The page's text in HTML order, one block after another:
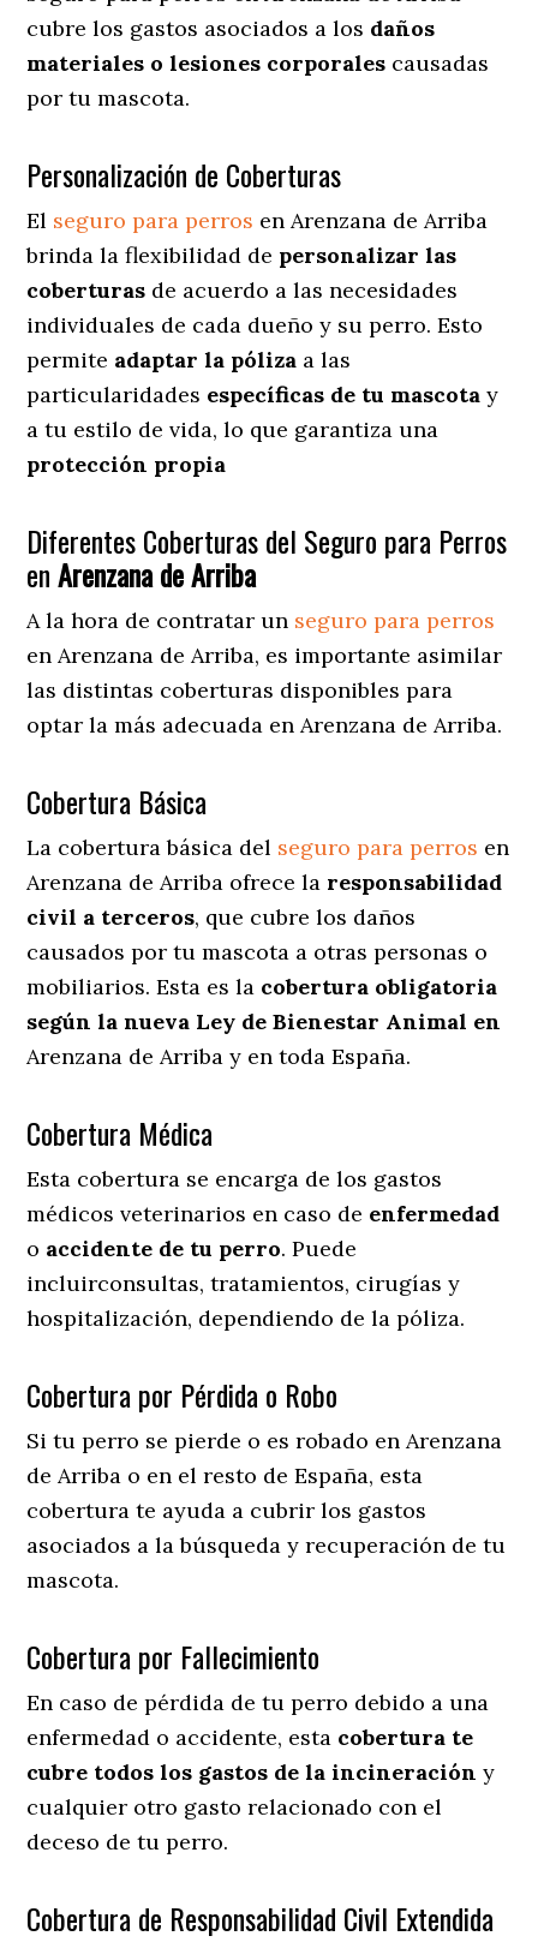
cubre los gastos asociados a los daños
materiales o lesiones corporales causadas
por tu mascota.
Personalización de Coberturas
El seguro para perros en Arenzana de Arriba
brinda la flexibilidad de personalizar las
coberturas de acuerdo a las necesidades
individuales de cada dueño y su perro. Esto
permite adaptar la póliza a las
particularidades específicas de tu mascota y
a tu estilo de vida, lo que garantiza una
protección propia
Diferentes Coberturas del Seguro para Perros
en Arenzana de Arriba
A la hora de contratar un seguro para perros
en Arenzana de Arriba, es importante asimilar
las distintas coberturas disponibles para
optar la más adecuada en Arenzana de Arriba.
Cobertura Básica
La cobertura básica del seguro para perros en
Arenzana de Arriba ofrece la responsabilidad
civil a terceros, que cubre los daños
causados por tu mascota a otras personas o
mobiliarios. Esta es la cobertura obligatoria
según la nueva Ley de Bienestar Animal en
Arenzana de Arriba y en toda España.
Cobertura Médica
Esta cobertura se encarga de los gastos
médicos veterinarios en caso de enfermedad
o accidente de tu perro. Puede
incluirconsultas, tratamientos, cirugías y
hospitalización, dependiendo de la póliza.
Cobertura por Pérdida o Robo
Si tu perro se pierde o es robado en Arenzana
de Arriba o en el resto de España, esta
cobertura te ayuda a cubrir los gastos
asociados a la búsqueda y recuperación de tu
mascota.
Cobertura por Fallecimiento
En caso de pérdida de tu perro debido a una
enfermedad o accidente, esta cobertura te
cubre todos los gastos de la incineración y
cualquier otro gasto relacionado con el
deceso de tu perro.
Cobertura de Responsabilidad Civil Extendida